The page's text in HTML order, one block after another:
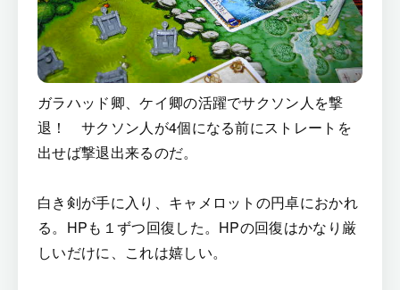
ガラハッド卿、ケイ卿の活躍でサクソン人を撃
退！ サクソン人が4個になる前にストレートを
出せば撃退出来るのだ。
白き剣が手に入り、キャメロットの円卓におかれ
る。HPも１ずつ回復した。HPの回復はかなり厳
しいだけに、これは嬉しい。